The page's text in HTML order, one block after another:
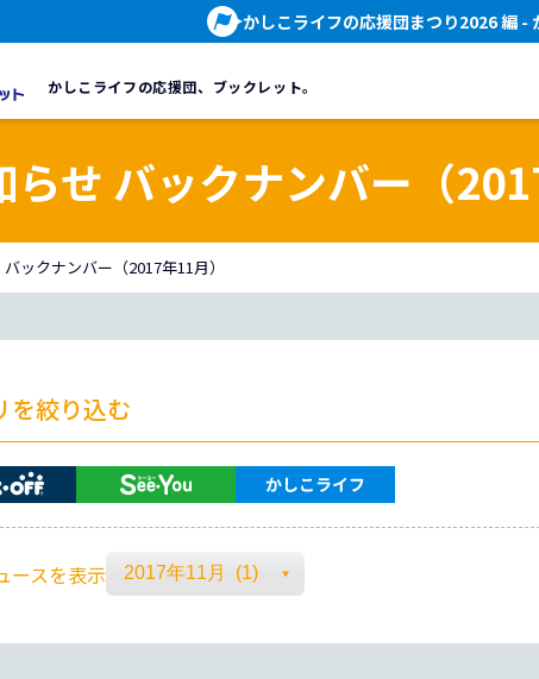
かしこライフの応援団まつり2026 編-
かしこライフの応援団、 ブックレット。
らせ バックナンバー（
バックナンバー（2017年11月）
を絞り込む
ースを表示